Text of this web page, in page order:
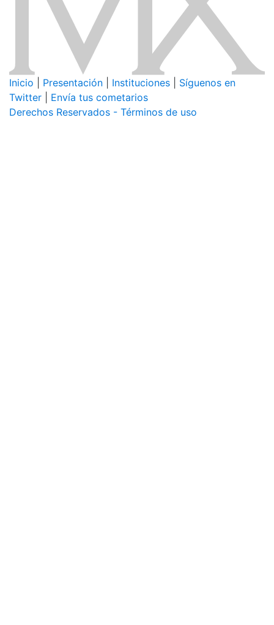
Inicio Presentación Instituciones
Síguenos en
Twitter
Envía tus cometarios
Derechos Reservados - Términos de uso